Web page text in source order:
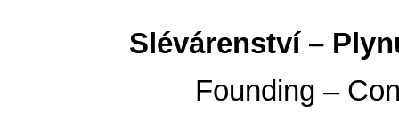
Slévárenství –
Founding –